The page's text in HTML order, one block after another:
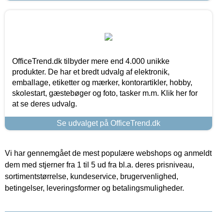
OfficeTrend.dk tilbyder mere end 4.000 unikke
produkter. De har et bredt udvalg af elektronik,
emballage, etiketter og mærker, kontorartikler, hobby,
skolestart, gæstebøger og foto, tasker m.m. Klik her for
at se deres udvalg.
Se udvalget på OfficeTrend.dk
Vi har gennemgået de mest populære webshops og anmeldt
dem med stjerner fra 1 til 5 ud fra bl.a. deres prisniveau,
sortimentstørrelse, kundeservice, brugervenlighed,
betingelser, leveringsformer og betalingsmuligheder.